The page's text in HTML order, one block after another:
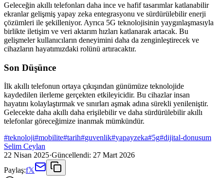
Geleceğin akıllı telefonları daha ince ve hafif tasarımlar katlanabilir
ekranlar gelişmiş yapay zeka entegrasyonu ve sürdürülebilir enerji
çözümleri ile şekilleniyor. Ayrıca 5G teknolojisinin yaygınlaşmasıyla
birlikte iletişim ve veri aktarım hızları katlanarak artacak. Bu
gelişmeler kullanıcıların deneyimini daha da zenginleştirecek ve
cihazların hayatımızdaki rolünü artıracaktır.
Son Düşünce
İlk akıllı telefonun ortaya çıkışından günümüze teknolojide
kaydedilen ilerleme gerçekten etkileyicidir. Bu cihazlar insan
hayatını kolaylaştırmak ve sınırları aşmak adına sürekli yenileniştir.
Gelecekte daha akıllı daha erişilebilir ve daha sürdürülebilir akıllı
telefonlar göreceğimize inanmak mümkündür.
#teknoloji#mobilite#tarih#guvenlik#yapayzeka#5g#dijital-donusum
Selim Ceylan
22 Nisan 2025·Güncellendi: 27 Mart 2026
Paylaş:f𝕏